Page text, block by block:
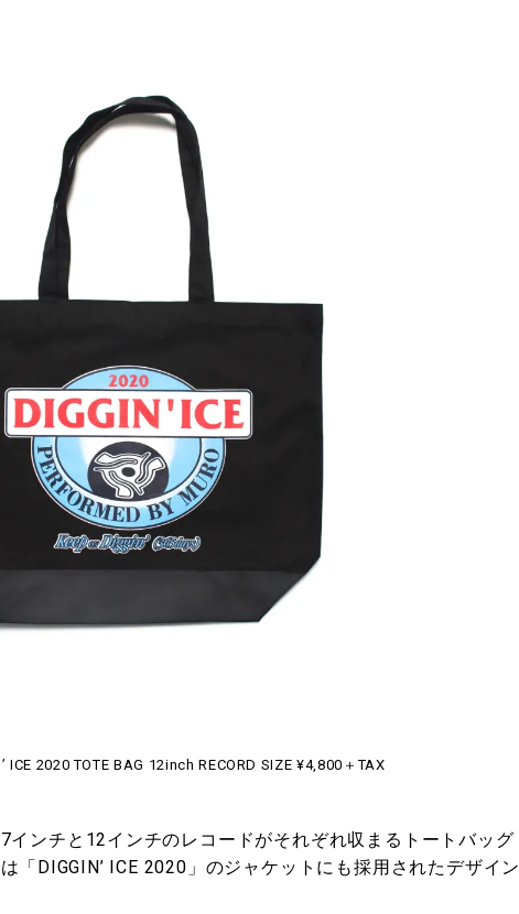
ICE 2020 TOTE BAG 12inch RECORD SIZE ¥4,800＋TAX
インチと12インチのレコードがそれぞれ収まるトートバッグ
「DIGGIN’ ICE 2020」のジャケットにも採用されたデザイン